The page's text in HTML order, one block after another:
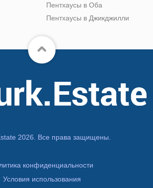
Пентхаусы в Оба
Пентхаусы в Джикджилли
2026. Все права защищены.
конфиденциальности
Условия использования